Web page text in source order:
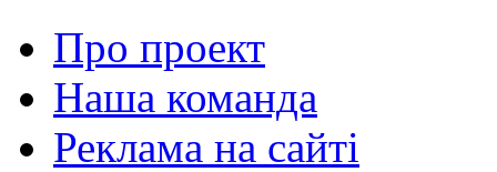
Про проект
Наша команда
Реклама на сайті